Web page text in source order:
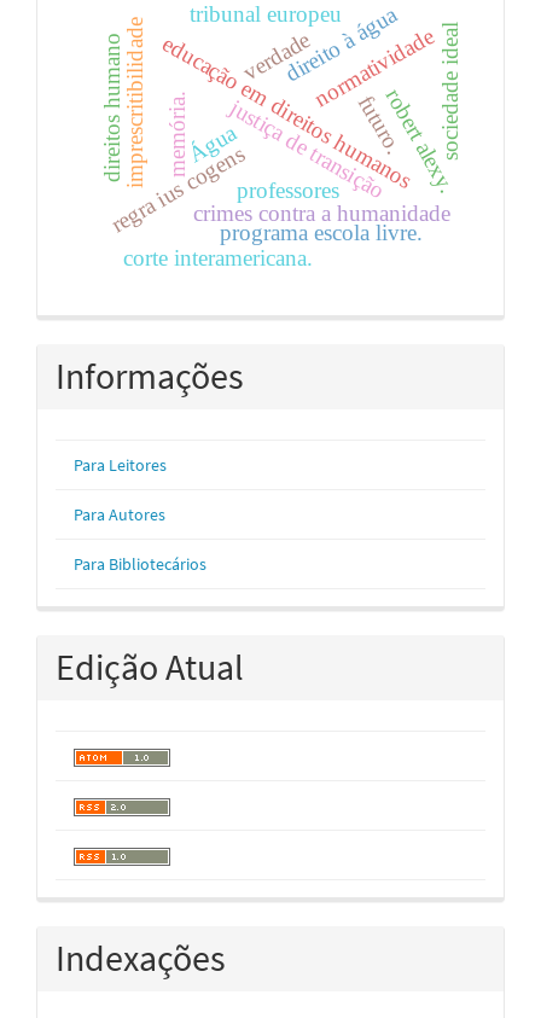
educação em direitos humanos
verdade
regra ius cogenscrimes contra a humanidade
imprescritibilidade robert alexy.
normatividade
memória. justiça de transição
direito à água
programa escola livre.
professores
Água
direitos humano sociedade ideal
corte interamericana.
tribunal europeu
futuro.
Informações
Para Leitores
Para Autores
Para Bibliotecários
Edição Atual
Indexações